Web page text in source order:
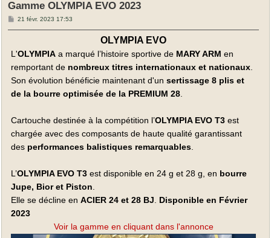
Gamme OLYMPIA EVO 2023
M
g
21 févr. 2023 17:53
OLYMPIA EVO
L'OLYMPIA a marqué l’histoire sportive de MARY ARM en
remportant de nombreux titres internationaux et nationaux
Son évolution bénéficie maintenant d'un sertissage 8 plis et
de la bourre optimisée de la PREMIUM 28
Cartouche destinée à la compétition l’OLYMPIA EVO T3 est
chargée avec des composants de haute qualité garantissant
des performances balistiques remarquables
L’OLYMPIA EVO T3 est disponible en 24 g et 28 g, en bourre
Jupe, Bior et Piston
Elle se décline en ACIER 24 et 28 BJ
Disponible en Février
2023
Voir la gamme en cliquant dans l'annonce